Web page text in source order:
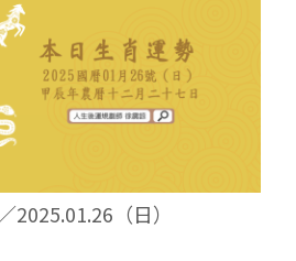
2025.01.26（日）